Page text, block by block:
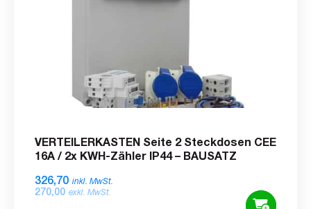
VERTEILERKASTEN Seite 2 Steckdosen CEE
16A / 2x KWH-Zähler IP44 – BAUSATZ
326,70 inkl. MwSt.
270,00 exkl. MwSt.